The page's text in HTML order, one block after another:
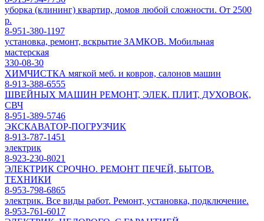
уборка (клининг) квартир, домов любой сложности. От 2500
р.
8-951-380-1197
установка, ремонт, вскрытие ЗАМКОВ. Мобильная
мастерская
330-08-30
ХИМЧИСТКА мягкой меб. и ковров, салонов машин
8-913-388-6555
ШВЕЙНЫХ МАШИН РЕМОНТ, ЭЛЕК. ПЛИТ, ДУХОВОК,
СВЧ
8-951-389-5746
ЭКСКАВАТОР-ПОГРУЗЧИК
8-913-787-1451
электрик
8-923-230-8021
ЭЛЕКТРИК СРОЧНО. РЕМОНТ ПЕЧЕЙ, БЫТОВ.
ТЕХНИКИ
8-953-798-6865
электрик. Все виды работ. Ремонт, установка, подключение.
8-953-761-6017